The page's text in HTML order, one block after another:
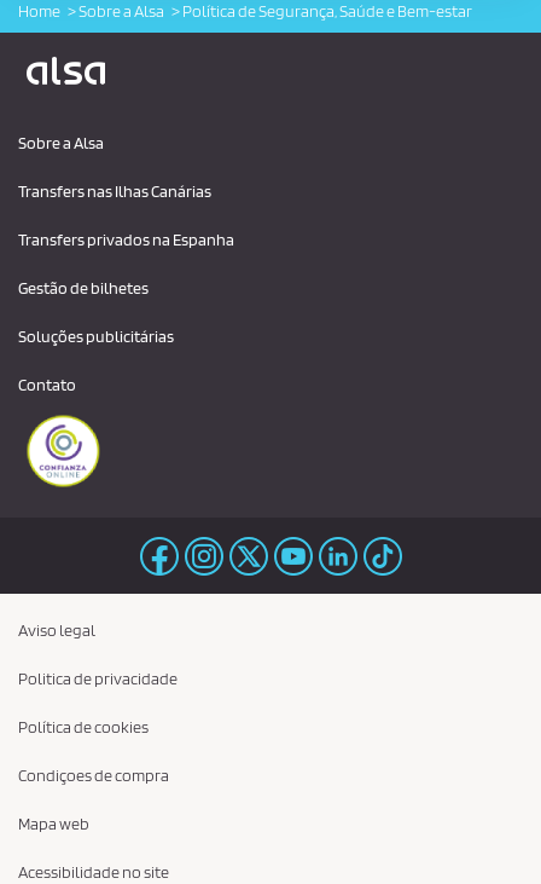
Home Sobre a Alsa Política de Segurança, Saúde e Bem-estar
Sobre a Alsa
Transfers nas Ilhas Canárias
Transfers privados na Espanha
Gestão de bilhetes
Soluções publicitárias
Contato
Logo Alsa
Aviso legal
Politica de privacidade
Política de cookies
Condiçoes de compra
Mapa web
Acessibilidade no site